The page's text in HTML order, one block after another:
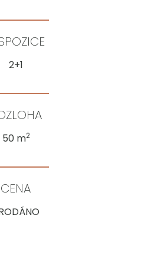
2+1
50 m2
CENA